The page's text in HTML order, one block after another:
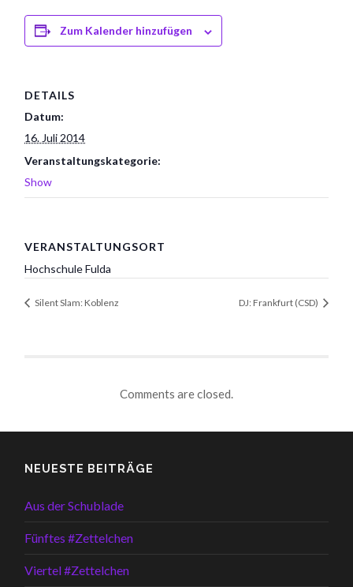
Zum Kalender hinzufügen
DETAILS
Datum:
16. Juli 2014
Veranstaltungskategorie:
Show
VERANSTALTUNGSORT
Hochschule Fulda
Silent Slam: Koblenz DJ: Frankfurt (CSD)
Comments are closed.
NEUESTE BEITRÄGE
Aus der Schublade
Fünftes #Zettelchen
Viertel #Zettelchen